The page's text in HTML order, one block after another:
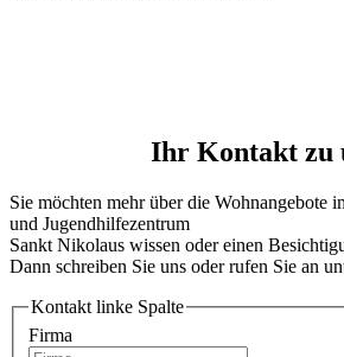
Ihr Kontakt zu
Sie möchten mehr über die Wohnangebote
und Jugendhilfezentrum
Sankt Nikolaus wissen oder einen
Dann schreiben Sie uns oder rufen Sie an
Kontakt linke Spalte
Firma